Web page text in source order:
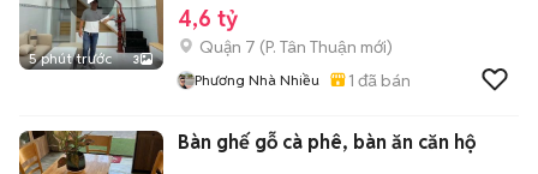
5 phút trước 3
4,6 tỷ
Quận 7 (P. Tân Thuận mới)
Phương Nhà Nhiều 1 đã bán
Bàn ghế gỗ cà phê, bàn ăn căn hộ